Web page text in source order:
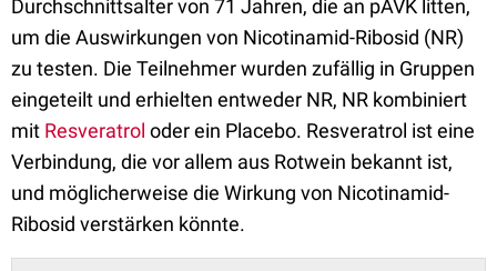
Durchschnittsalter von 71 Jahren, die an pAVK litten,
um die Auswirkungen von Nicotinamid-Ribosid (NR)
zu testen. Die Teilnehmer wurden zufällig in Gruppen
eingeteilt und erhielten entweder NR, NR kombiniert
mit Resveratrol oder ein Placebo. Resveratrol ist eine
Verbindung, die vor allem aus Rotwein bekannt ist,
und möglicherweise die Wirkung von Nicotinamid-
Ribosid verstärken könnte.